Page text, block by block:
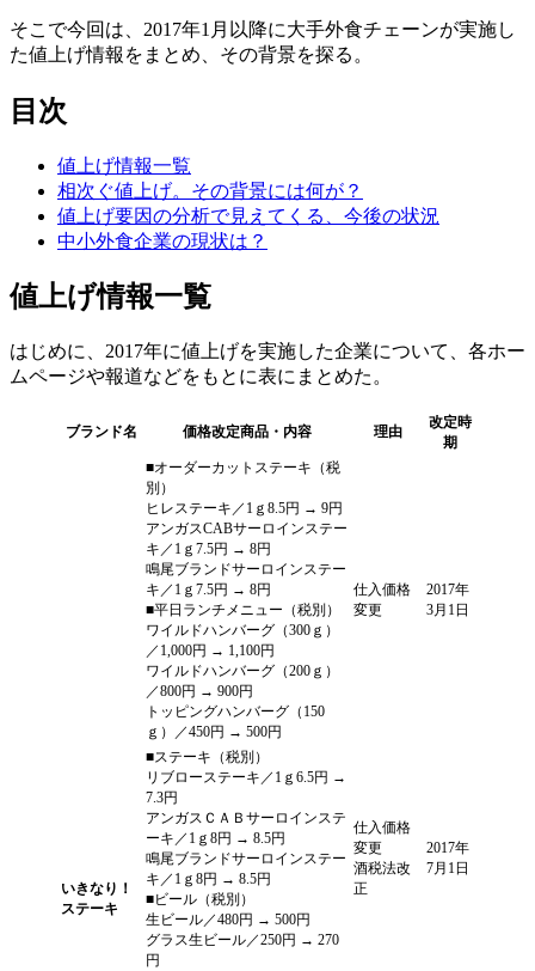
そこで今回は、2017年1月以降に大手外食チェーンが実施し
た値上げ情報をまとめ、その背景を探る。
目次
値上げ情報一覧
相次ぐ値上げ。その背景には何が？
値上げ要因の分析で見えてくる、今後の状況
中小外食企業の現状は？
値上げ情報一覧
はじめに、 2017年に値上げを実施した企業について、各ホー
ムページや報道などをもとに表にまとめた。
ブランド名 価格改定商品・内容 理由
改定時
期
いきなり！
ステーキ
■オーダーカットステーキ（税
別）
ヒレステーキ／1ｇ8.5円 → 9円
アンガスCABサーロインステー
キ／1ｇ7.5円 → 8円
鳴尾ブランドサーロインステー
キ／1ｇ7.5円 → 8円
■平日ランチメニュー（税別）
ワイルドハンバーグ（300ｇ）
／1,000円 → 1,100円
ワイルドハンバーグ（200ｇ）
／800円 → 900円
トッピングハンバーグ（150
ｇ）／450円 → 500円
仕入価格
変更
2017年
3月1日
■ステーキ（税別）
リブローステーキ／1ｇ6.5円 →
7.3円
アンガスＣＡＢサーロインステ
ーキ／1ｇ8円 → 8.5円
鳴尾ブランドサーロインステー
キ／1ｇ8円 → 8.5円
■ビール（税別）
生ビール／480円 → 500円
グラス生ビール／250円 → 270
円
仕入価格
変更
酒税法改
正
2017年
7月1日